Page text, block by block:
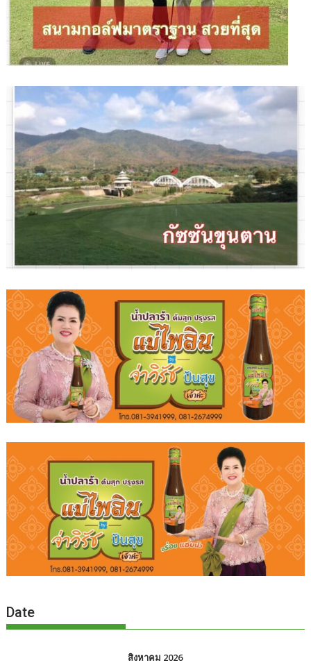
Date
สิงหาคม 2026